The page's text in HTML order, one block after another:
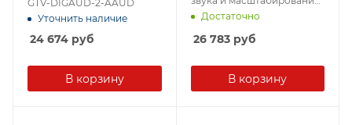
GTV-DIGAUD-2-AAUD
Уточнить наличие
24 674 руб
В корзину
(1920x1200)
Достаточно
26 783руб
В корзину